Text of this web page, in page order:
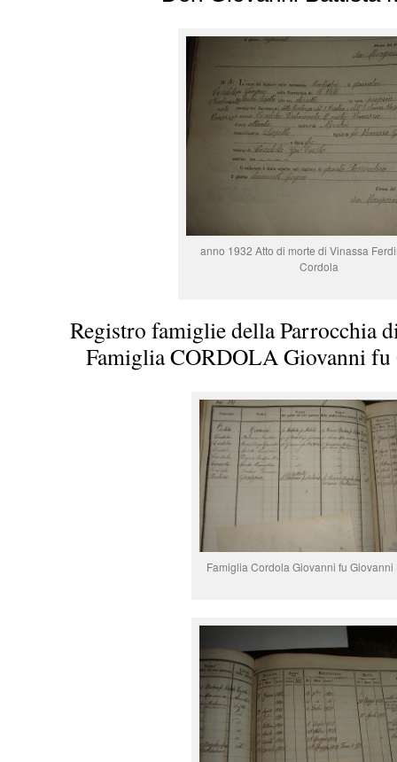
anno 1932 Atto di morte di Vinassa
Cordola
Registro famiglie della Parrocchia
Famiglia CORDOLA Giovanni fu
Famiglia Cordola Giovanni fu Giovanni